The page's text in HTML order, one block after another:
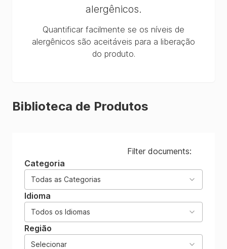
alergênicos.
Quantificar facilmente se os níveis de
alergênicos são aceitáveis para a liberação
do produto.
Biblioteca de Produtos
Filter documents:
Categoria
Todas as Categorias
Idioma
Todos os Idiomas
Região
Selecionar